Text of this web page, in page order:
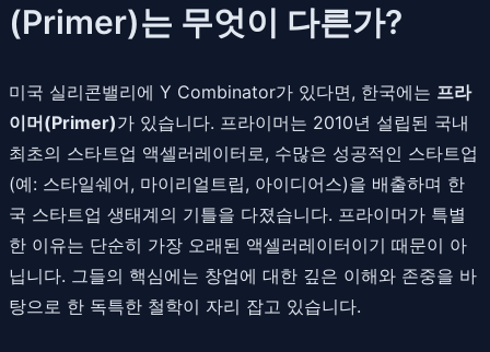
(Primer)는 무엇이 다른가?
미국 실리콘밸리에 Y Combinator가 있다면, 한국에는 프라
이머(Primer)가 있습니다. 프라이머는 2010년 설립된 국내
최초의 스타트업 액셀러레이터로, 수많은 성공적인 스타트업
(예: 스타일쉐어, 마이리얼트립, 아이디어스)을 배출하며 한
국 스타트업 생태계의 기틀을 다졌습니다. 프라이머가 특별
한 이유는 단순히 가장 오래된 액셀러레이터이기 때문이 아
닙니다. 그들의 핵심에는 창업에 대한 깊은 이해와 존중을 바
탕으로 한 독특한 철학이 자리 잡고 있습니다.